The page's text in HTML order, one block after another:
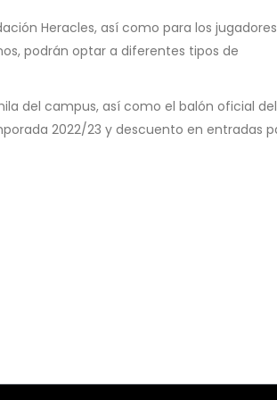
Heracles, así como para los
podrán optar a diferentes tipos de
del campus, así como el balón oficial del
2022/23 y descuento en entradas